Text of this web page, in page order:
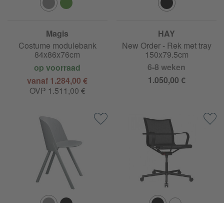
Magis
Costume modulebank
84x86x76cm
op voorraad
vanaf 1.284,00 €
OVP 1.511,00 €
HAY
New Order - Rek met tray
150x79.5cm
6-8 weken
1.050,00 €